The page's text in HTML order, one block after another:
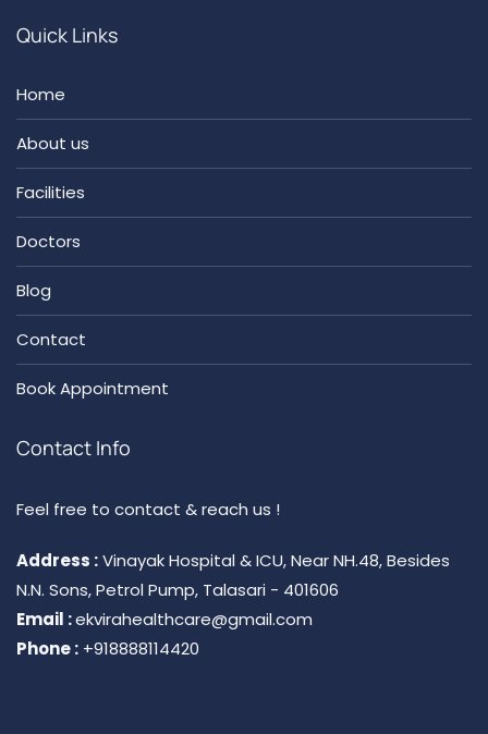
Quick Links
Home
About us
Facilities
Doctors
Blog
Contact
Book Appointment
Contact Info
Feel free to contact & reach us !
Address :Vinayak Hospital & ICU, Near NH.48, Besides
N.N. Sons, Petrol Pump, Talasari - 401606
Email :ekvirahealthcare@gmail.com
Phone : +918888114420